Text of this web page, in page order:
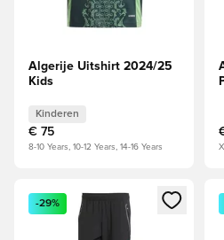
Algerije Uitshirt 2024/25
Kids
Kinderen
€ 75
8-10 Years, 10-12 Years, 14-16 Years
Opent een venster om in te
-29%